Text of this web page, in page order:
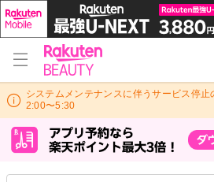
システムメンテナンスに伴うサービス停
2:00〜5:30